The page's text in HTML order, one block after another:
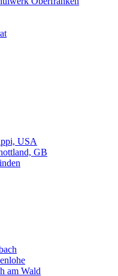
USA
GB
am Wald